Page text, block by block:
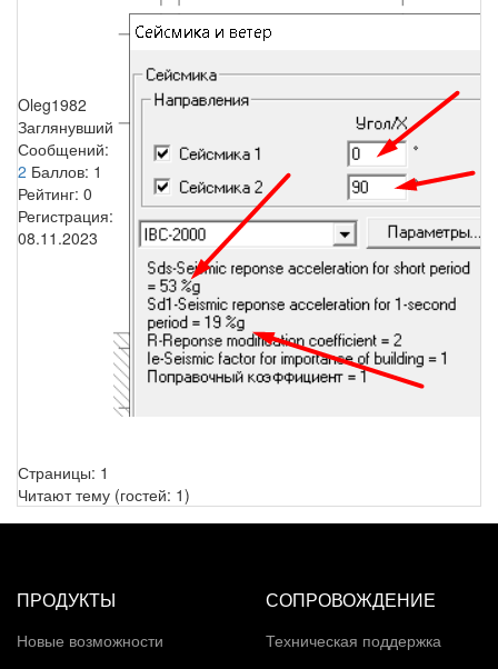
Oleg1982
Заглянувший
Сообщений:
2 Баллов: 1
Рейтинг: 0
Регистрация:
08.11.2023
Страницы: 1
Читают тему (гостей: 1)
ПРОДУКТЫ
Новые возможности
СОПРОВОЖДЕНИЕ
Техническая поддержка